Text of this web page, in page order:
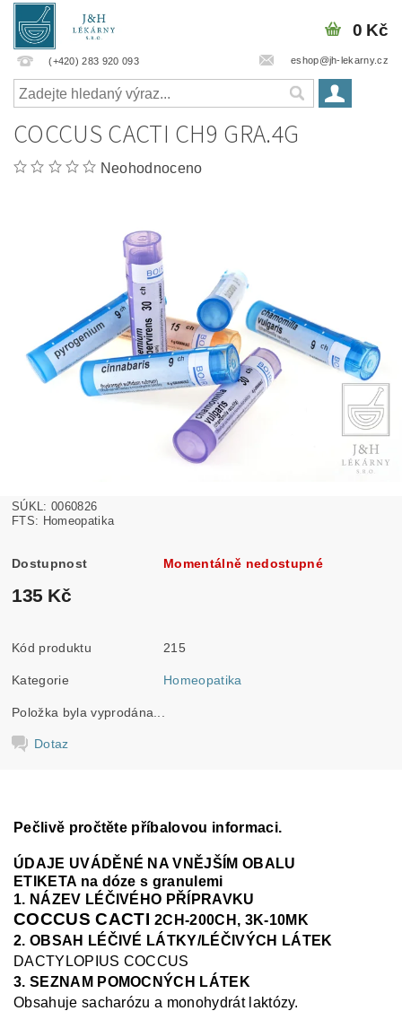
(+420) 283 920 093 eshop@jh-lekarny.cz
0 Kč
COCCUS CACTI CH9 GRA.4G
Neohodnoceno
SÚKL: 0060826
FTS: Homeopatika
Dostupnost Momentálně nedostupné
135 Kč
Kód produktu 215
Kategorie Homeopatika
Položka byla vyprodána...
Dotaz
Pečlivě pročtěte příbalovou informaci.
ÚDAJE UVÁDĚNÉ NA VNĚJŠÍM OBALU
ETIKETA na dóze s granulemi
1. NÁZEV LÉČIVÉHO PŘÍPRAVKU
COCCUS CACTI2CH-200CH, 3K-10MK
2. OBSAH LÉČIVÉ LÁTKY/LÉČIVÝCH LÁTEK
DACTYLOPIUS COCCUS
3. SEZNAM POMOCNÝCH LÁTEK
Obsahuje sacharózu a monohydrát laktózy.